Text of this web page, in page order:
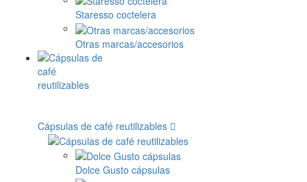
Staresso coctelera
Otras marcas/accesorios
Cápsulas de café reutilizables
Dolce Gusto cápsulas